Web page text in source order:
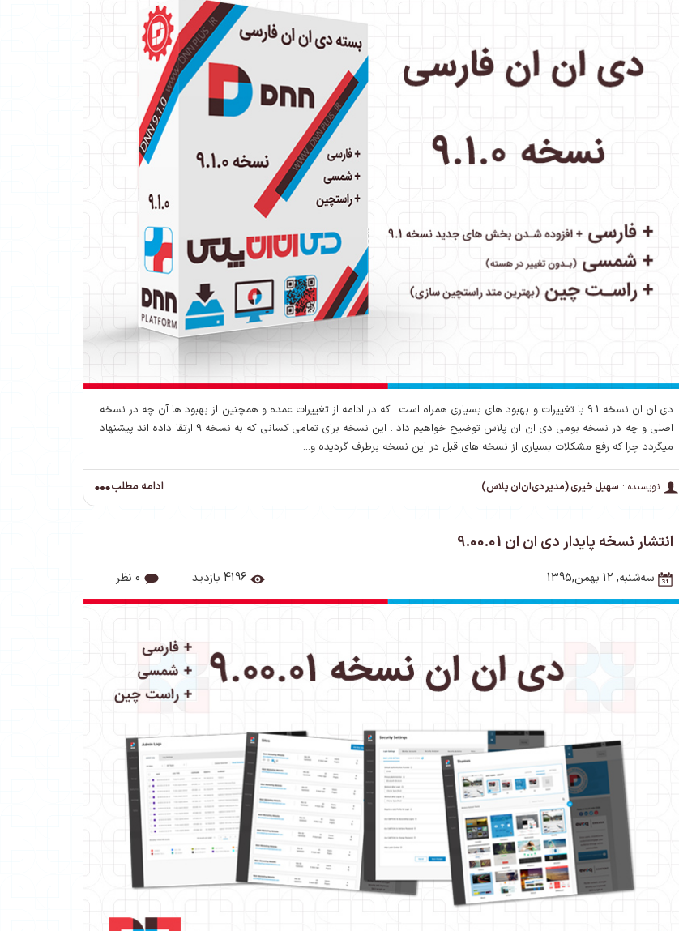
دی ان ان نسخه 9.1 با تغییرات و بهبود های بسیاری همراه است . که در ادامه از تغییرات عمده و همچنین از بهبود ها آن چه در نسخه
اصلی و چه در نسخه بومی دی ان ان پلاس توضیح خواهیم داد . این نسخه برای تمامی کسانی که به نسخه 9 ارتقا داده اند پیشنهاد
میگردد چرا که رفع مشکلات بسیاری از نسخه های قبل در این نسخه برطرف گردیده و...
نویسنده : سهیل خیری (مدیر دی‌ان‌ان پلاس) ادامه مطلب
انتشار نسخه پایدار دی ان ان 9.00.01
ﺳﻪشنبه, 12 بهمن,1395